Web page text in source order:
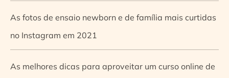
As fotos de ensaio newborn e de família mais curtidas
no Instagram em 2021
As melhores dicas para aproveitar um curso online de